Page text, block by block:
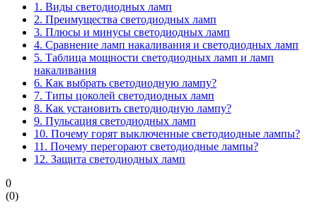
1. Виды светодиодных ламп
2. Преимущества светодиодных ламп
3. Плюсы и минусы светодиодных ламп
4. Сравнение ламп накаливания и светодиодных ламп
5. Таблица мощности светодиодных ламп и ламп
накаливания
6. Как выбрать светодиодную лампу?
7. Типы цоколей светодиодных ламп
8. Как установить светодиодную лампу?
9. Пульсация светодиодных ламп
10. Почему горят выключенные светодиодные лампы?
11. Почему перегорают светодиодные лампы?
12. Защита светодиодных ламп
0
(0)